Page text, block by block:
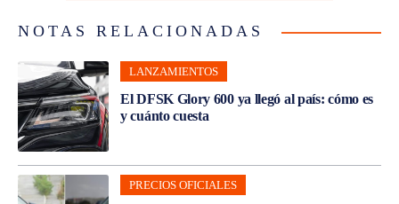
NOTAS RELACIONADAS
LANZAMIENTOS
El DFSK Glory 600 ya llegó al país: cómo es
y cuánto cuesta
PRECIOS OFICIALES